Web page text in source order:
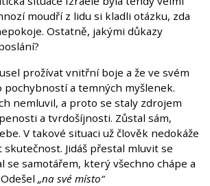
moudří z lidu si kladli otázku, zda
Ostatně, jakými důkazy
prožívat vnitřní boje a že ve svém
a temných myšlenek.
nemluvil, a proto se staly zdrojem
a tvrdošíjnosti. Zůstal sám,
V takové situaci už člověk nedokáže
Jidáš přestal mluvit se
se samotářem, který všechno chápe a
„na své místo“